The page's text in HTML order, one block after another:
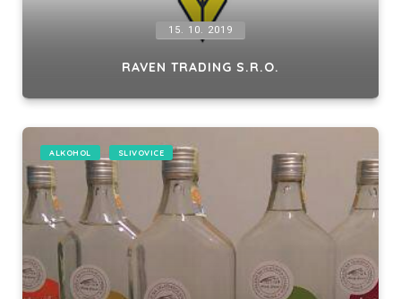
15. 10. 2019
RAVEN TRADING S.R.O.
ALKOHOL SLIVOVICE